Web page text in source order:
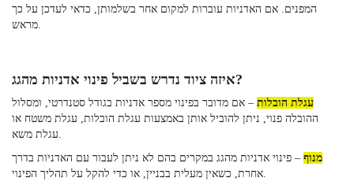
המפנים. אם האדניות עוברות למקום אחר בשלמותן, כדאי לעדכן על כך
איזה ציוד נדרש בשביל פינוי אדניות מהגג?
עגלת הובלות – אם מדובר בפינוי מספר אדניות בגודל סטנדרטי, ומסלול
ההובלה פנוי, ניתן להוביל אותן באמצעות עגלת הובלות, עגלת משטח או
מנוף – פינוי אדניות מהגג במקרים בהם לא ניתן לעבור עם האדניות בדרך